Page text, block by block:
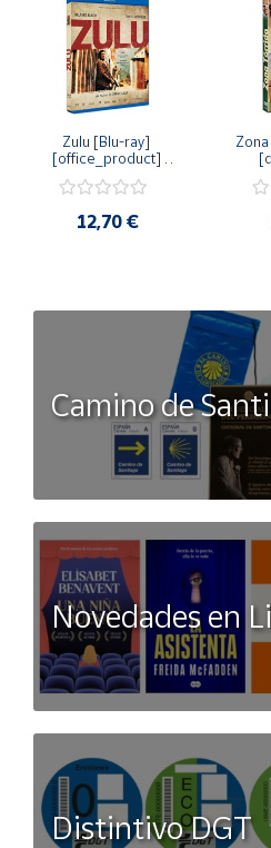
Zulu [Blu-ray]
[office_product]
12,70 €
Camino de
Novedades en
Distintivo DGT